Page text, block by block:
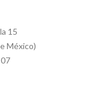
15
México)